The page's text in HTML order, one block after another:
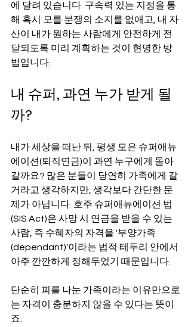
에 달려 있습니다. 구속력 있는 지정을 통
해 혹시 모를 분쟁의 소지를 없애고, 내 자
산이 내가 원하는 사람에게 안전하게 전
달되도록 미리 계획하는 것이 현명한 방
법입니다.
내 슈퍼, 과연 누가 받게 될
까?
내가 세상을 떠난 뒤, 평생 모은 슈퍼애뉴
에이션(퇴직연금)이 과연 누구에게 돌아
갈까요? 많은 분들이 당연히 가족에게 갈
거라고 생각하지만, 생각보다 간단한 문
제가 아닙니다. 호주 슈퍼애뉴에이션 법
(SIS Act)은 사망 시 연금을 받을 수 있는
사람, 즉 수혜자의 자격을 '부양가족
(dependant)'이라는 법적 테두리 안에서
아주 깐깐하게 정해두었기 때문입니다.
단순히 피를 나눈 가족이라는 이유만으로
는 자격이 충분하지 않을 수 있다는 뜻이
죠.